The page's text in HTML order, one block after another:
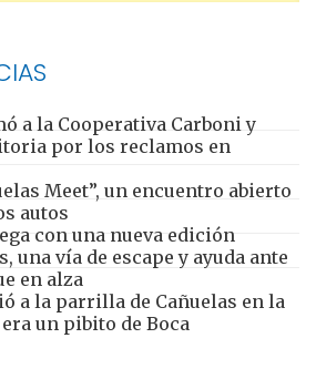
a la Cooperativa Carboni y
por los reclamos en
Meet”, un encuentro abierto
autos
con una nueva edición
una vía de escape y ayuda ante
en alza
a la parrilla de Cañuelas en la
un pibito de Boca